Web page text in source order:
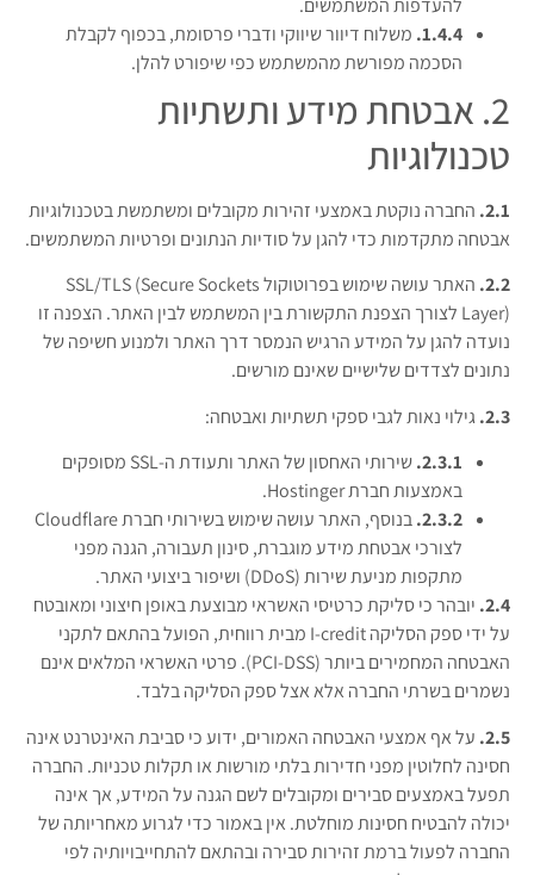
להעדפות המשתמשים.
1.4.4. משלוח דיוור שיווקי ודברי פרסומת, בכפוף לקבלת
הסכמה מפורשת מהמשתמש כפי שיפורט להלן.
2. אבטחת מידע ותשתיות
טכנולוגיות
2.1. החברה נוקטת באמצעי זהירות מקובלים ומשתמשת בטכנולוגיות
אבטחה מתקדמות כדי להגן על סודיות הנתונים ופרטיות המשתמשים.
2.2.
האתר עושה שימוש בפרוטוקול SSL/TLS (Secure Sockets
Layer) לצורך הצפנת התקשורת בין המשתמש לבין האתר. הצפנה זו
נועדה להגן על המידע הרגיש הנמסר דרך האתר ולמנוע חשיפה של
נתונים לצדדים שלישיים שאינם מורשים.
2.3. גילוי נאות לגבי ספקי תשתיות ואבטחה:
2.3.1.
שירותי האחסון של האתר ותעודת ה-SSL מסופקים
באמצעות חברת Hostinger.
2.3.2.
בנוסף, האתר עושה שימוש בשירותי חברת Cloudflare
לצורכי אבטחת מידע מוגברת, סינון תעבורה, הגנה מפני
מתקפות מניעת שירות (DDoS) ושיפור ביצועי האתר.
2.4. יובהר כי סליקת כרטיסי האשראי מבוצעת באופן חיצוני ומאובטח
על ידי ספק הסליקה I-credit מבית רווחית, הפועל בהתאם לתקני
האבטחה המחמירים ביותר (PCI-DSS). פרטי האשראי המלאים אינם
נשמרים בשרתי החברה אלא אצל ספק הסליקה בלבד.
2.5. על אף אמצעי האבטחה האמורים, ידוע כי סביבת האינטרנט אינה
חסינה לחלוטין מפני חדירות בלתי מורשות או תקלות טכניות. החברה
תפעל באמצעים סבירים ומקובלים לשם הגנה על המידע, אך אינה
יכולה להבטיח חסינות מוחלטת. אין באמור כדי לגרוע מאחריותה של
החברה לפעול ברמת זהירות סבירה ובהתאם להתחייבויותיה לפי